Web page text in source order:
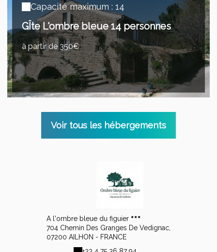
Capacité maximum : 14
GÎte L'ombre bleue 14 personnes
à partir de 350€
Voir tous les hébergements
A l'ombre bleue du figuier
704 Chemin Des Granges De Vedignac,
07200 AILHON - FRANCE